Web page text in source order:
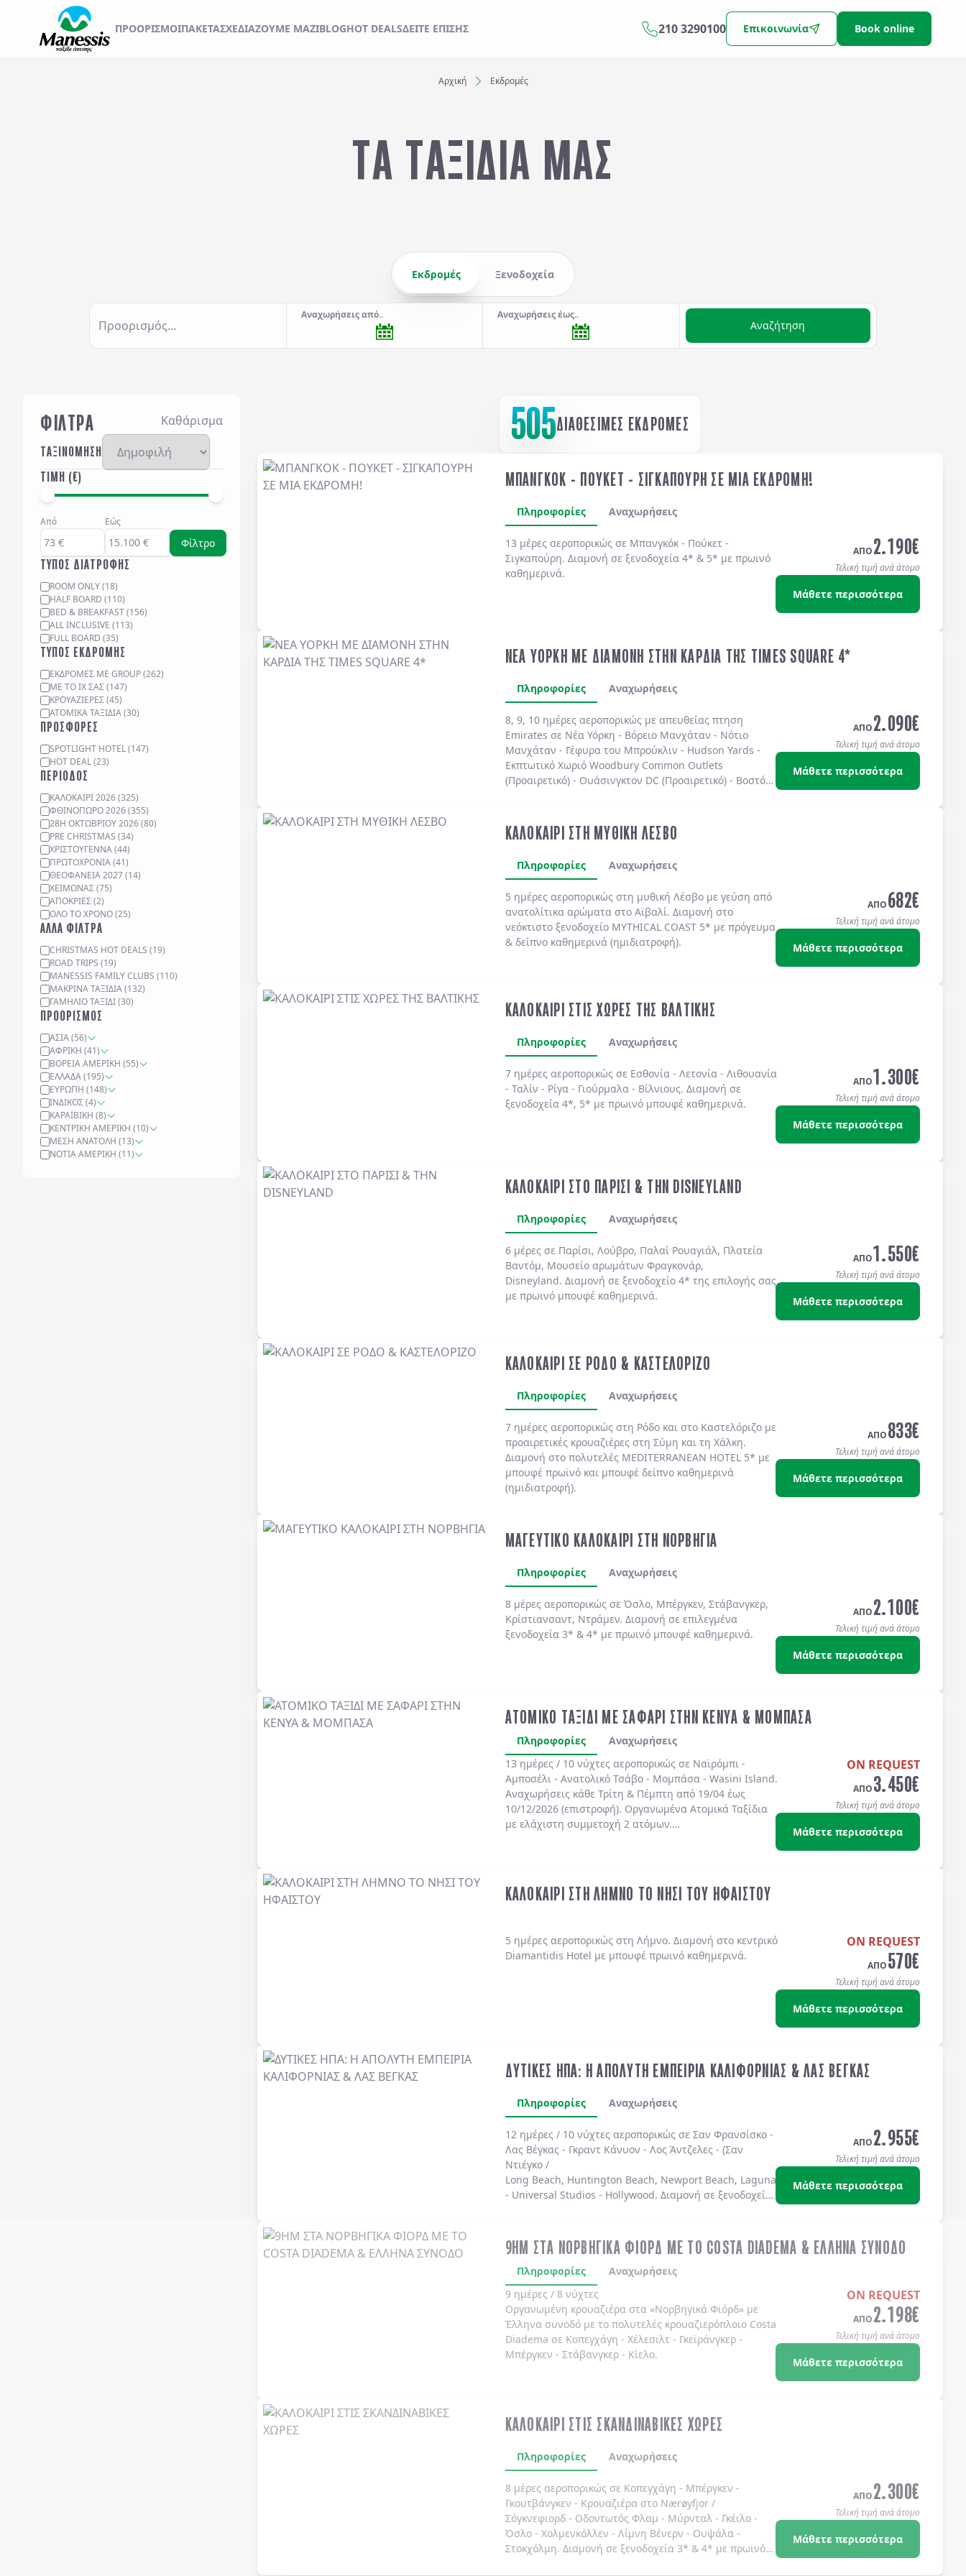
ΞΕΚΙΝΗΣΤΕ ΤΟ ΤΑΞΙΔΙ ΣΑΣ ΑΠΟ ΕΔΩ
Αναζήτηση
ΠΡΟΟΡΙΣΜΟΊΠΑΚΕΤΑΣΧΕΔΙΆΖΟΥΜΕ ΜΑΖΊBLOGHOT DEALSΔΕΊΤΕ ΕΠΊΣΗΣ 210 3290100 Επικοινωνία Book online
Αρχική Εκδρομές
ΤΑ ΤΑΞΙΔΙΑ ΜΑΣ
Εκδρομές Ξενοδοχεία
Προορισμός...
Αναχωρήσεις από.. Αναχωρήσεις έως..
Αναζήτηση
ΦΙΛΤΡΑ Καθάρισμα
ΤΑΞΙΝΟΜΗΣΗ
ΤΙΜΗ (€)
Από Εώς
Φίλτρο
ΤΥΠΟΣ ΔΙΑΤΡΟΦΗΣ
FULL BOARD (35)
ALL INCLUSIVE (113)
BED & BREAKFAST(156)
HALF BOARD (110)
ROOM ONLY(18)
ΤΥΠΟΣ ΕΚΔΡΟΜΗΣ
ΑΤΟΜΙΚΆ ΤΑΞΊΔΙΑ(30)
ΚΡΟΥΑΖΙΈΡΕΣ(45)
ΜΕ ΤΟ ΙΧ ΣΑΣ(147)
ΕΚΔΡΟΜΈΣ ΜΕ GROUP(262)
ΠΡΟΣΦΟΡΕΣ
HOT DEAL(23)
SPOTLIGHT HOTEL(147)
ΠΕΡΙΟΔΟΣ
ΟΛΟ ΤΟ ΧΡΟΝΟ(25)
ΑΠΟΚΡΙΕΣ(2)
ΧΕΙΜΩΝΑΣ(75)
ΘΕΟΦΑΝΕΙΑ 2027(14)
ΠΡΩΤΟΧΡΟΝΙΑ(41)
ΧΡΙΣΤΟΥΓΕΝΝΑ(44)
PRE CHRISTMAS (34)
28Η ΟΚΤΩΒΡΙΟΥ 2026(80)
ΦΘΙΝΟΠΩΡΟ 2026(355)
ΚΑΛΟΚΑΙΡΙ 2026(325)
ΑΛΛΑ ΦΙΛΤΡΑ
ΓΑΜΉΛΙΟ ΤΑΞΊΔΙ(30)
ΜΑΚΡΙΝΆ ΤΑΞΊΔΙΑ(132)
MANESSIS FAMILY CLUBS (110)
ROAD TRIPS (19)
CHRISTMAS HOT DEALS (19)
ΠΡΟΟΡΙΣΜΟΣ
ΑΣΊΑ(56)
ΑΦΡΙΚΉ (41)
ΒΌΡΕΙΑ ΑΜΕΡΙΚΉ (55)
ΕΛΛΆΔΑ(195)
ΕΥΡΏΠΗ (148)
ΙΝΔΙΚΌΣ(4)
ΚΑΡΑΪΒΙΚΉ (8)
ΚΕΝΤΡΙΚΉ ΑΜΕΡΙΚΉ (10)
ΜΈΣΗ ΑΝΑΤΟΛΉ (13)
ΝΌΤΙΑ ΑΜΕΡΙΚΉ (11)
505ΔΙΑΘΕΣΙΜΕΣ ΕΚΔΡΟΜΕΣ
ΜΠΑΝΓΚΟΚ - ΠΟΥΚΕΤ - ΣΙΓΚΑΠΟΥΡΗ ΣΕ ΜΙΑ ΕΚΔΡΟΜΗ!
Πληροφορίες Αναχωρήσεις
13 μέρες αεροπορικώς σε Μπανγκόκ - Πούκετ -
Σιγκαπούρη. Διαμονή σε ξενοδοχεία 4* & 5* με πρωινό
καθημερινά.
ΑΠΟ2.190€
Τελική τιμή ανά άτομο
Μάθετε περισσότερα
ΝΕΑ ΥΟΡΚΗ ΜΕ ΔΙΑΜΟΝΗ ΣΤΗΝ ΚΑΡΔΙΑ ΤΗΣ TIMES SQUARE 4*
Πληροφορίες Αναχωρήσεις
8, 9, 10 ημέρες αεροπορικώς με απευθείας πτηση
Emirates σε Νέα Υόρκη - Βόρειο Μανχάταν - Νότιο
Μανχάταν - Γέφυρα του Μπρούκλιν - Hudson Yards -
Εκπτωτικό Χωριό Woodbury Common Outlets
(Προαιρετικό)- Ουάσινγκτον DC (Προαιρετικό)- Βοστόνη
BY HILTON NEW YORK TIMES SQUARE 4*
SHELBURNE SONESTA 4*χωρίς πρωινό.
ΑΠΟ2.090€
Τελική τιμή ανά άτομο
Μάθετε περισσότερα
ΚΑΛΟΚΑΙΡΙ ΣΤΗ ΜΥΘΙΚΗ ΛΕΣΒΟ
Πληροφορίες Αναχωρήσεις
5 ημέρες αεροπορικώς στη μυθική Λέσβο με γεύση από
ανατολίτικα αρώματα στο Αϊβαλί. Διαμονή στο
νεόκτιστο ξενοδοχείο MYTHICAL COAST 5* με πρόγευμα
& δείπνοκαθημερινά (ημιδιατροφή).
ΑΠΟ682€
Τελική τιμή ανά άτομο
Μάθετε περισσότερα
ΚΑΛΟΚΑΙΡΙ ΣΤΙΣ ΧΩΡΕΣ ΤΗΣ ΒΑΛΤΙΚΗΣ
Πληροφορίες Αναχωρήσεις
7 ημέρες αεροπορικώς σε Εσθονία - Λετονία - Λιθουανία
- Ταλίν - Ρίγα - Γιούρμαλα - Βίλνιους. Διαμονή σε
ξενοδοχεία 4*, 5* με πρωινό μπουφέ καθημερινά.
ΑΠΟ1.300€
Τελική τιμή ανά άτομο
Μάθετε περισσότερα
ΚΑΛΟΚΑΙΡΙ ΣΤΟ ΠΑΡΙΣΙ & ΤΗΝ DISNEYLAND
Πληροφορίες Αναχωρήσεις
6 μέρες σε Παρίσι, Λούβρο, Παλαί Ρουαγιάλ, Πλατεία
Βαντόμ, Μουσείο αρωμάτων Φραγκονάρ,
Disneyland. Διαμονή σε ξενοδοχείo 4* της επιλογής σας
με πρωινό μπουφέ καθημερινά.
ΑΠΟ1.550€
Τελική τιμή ανά άτομο
Μάθετε περισσότερα
ΚΑΛΟΚΑΙΡΙ ΣΕ ΡΟΔΟ & ΚΑΣΤΕΛΟΡΙΖΟ
Πληροφορίες Αναχωρήσεις
7 ημέρες αεροπορικώς στη Ρόδο και στο Καστελόριζο με
προαιρετικές κρουαζιέρες στη Σύμη και τη Χάλκη.
Διαμονή στο πολυτελές MEDITERRANEAN HOTEL 5* με
μπουφέ πρωϊνό και μπουφέ δείπνο καθημερινά
(ημιδιατροφή).
ΑΠΟ833€
Τελική τιμή ανά άτομο
Μάθετε περισσότερα
ΜΑΓΕΥΤΙΚΟ ΚΑΛΟΚΑΙΡΙ ΣΤΗ ΝΟΡΒΗΓΙΑ
Πληροφορίες Αναχωρήσεις
8 μέρες αεροπορικώς σε Όσλο, Μπέργκεν, Στάβανγκερ,
Κρίστιανσαντ, Ντράμεν. Διαμονή σε επιλεγμένα
ξενοδοχεία 3* & 4* με πρωινό μπουφέ καθημερινά.
ΑΠΟ2.100€
Τελική τιμή ανά άτομο
Μάθετε περισσότερα
ΑΤΟΜΙΚΟ ΤΑΞΙΔΙ ΜΕ ΣΑΦΑΡΙ ΣΤΗΝ ΚΕΝΥΑ & ΜΟΜΠΑΣΑ
Πληροφορίες
Αναχωρήσεις
13 ημέρες / 10 νύχτες αεροπορικώς σε Ναϊρόμπι -
Αμποσέλι - Ανατολικό Τσάβο - Μομπάσα - Wasini Island.
Αναχωρήσεις κάθε Τρίτη & Πέμπτη από 19/04 έως
10/12/2026 (επιστροφή). Οργανωμένα Ατομικά Ταξίδια
με ελάχιστη συμμετοχή 2 ατόμων.
ON REQUEST
ΑΠΟ3.450€
Τελική τιμή ανά άτομο
Μάθετε περισσότερα
ΚΑΛΟΚΑΙΡΙ ΣΤΗ ΛΗΜΝΟ ΤΟ ΝΗΣΙ ΤΟΥ ΗΦΑΙΣΤΟΥ
5 ημέρες αεροπορικώς στη Λήμνο. Διαμονή στο κεντρικό
Diamantidis Hotel με μπουφέ πρωινό καθημερινά.
ON REQUEST
ΑΠΟ570€
Τελική τιμή ανά άτομο
Μάθετε περισσότερα
ΔΥΤΙΚΕΣ ΗΠΑ: Η ΑΠΟΛΥΤΗ ΕΜΠΕΙΡΙΑ ΚΑΛΙΦΟΡΝΙΑΣ & ΛΑΣ ΒΕΓΚΑΣ
Πληροφορίες Αναχωρήσεις
12 ημέρες / 10 νύχτες αεροπορικώς σε Σαν Φρανσίσκο-
Λας Βέγκας- Γκραντ Κάνυον - Λος Άντζελες- (Σαν
Ντιέγκο /
Long Beach, Huntington Beach, Newport Beach, Laguna Beach Dana Point, Coronado Island)
- Universal Studios - Hollywood. Διαμονή σε ξενοδοχεία
ΑΠΟ2.955€
Τελική τιμή ανά άτομο
Μάθετε περισσότερα
9ΗΜ ΣΤΑ ΝΟΡΒΗΓΙΚΑ ΦΙΟΡΔ ΜΕ ΤΟ COSTA DIADEMA & ΕΛΛΗΝΑ ΣΥΝΟΔΟ
Πληροφορίες
Αναχωρήσεις
9 ημέρες / 8 νύχτες
Οργανωμένη κρουαζιέρα στα «Νορβηγικά Φιόρδ»με
Έλληνα συνοδόμε το πολυτελές κρουαζιερόπλοιο Costa
Diadema σε Κοπεγχάγη - Χέλεσιλτ - Γκεϊράνγκερ -
Μπέργκεν - Στάβανγκερ - Κίελο.
ON REQUEST
ΑΠΟ2.198€
Τελική τιμή ανά άτομο
Μάθετε περισσότερα
ΚΑΛΟΚΑΙΡΙ ΣΤΙΣ ΣΚΑΝΔΙΝΑΒΙΚΕΣ ΧΩΡΕΣ
Πληροφορίες Αναχωρήσεις
8 μέρες αεροπορικώς σε Κοπεγχάγη - Μπέργκεν -
Γκουτβάνγκεν - Κρουαζιέρα στο Nærøyfjor /
Σόγκνεφιορδ - Οδοντωτός Φλαμ - Μύρνταλ - Γκέιλο -
Όσλο - Χολμενκόλλεν - Λίμνη Βένερν - Ουψάλα -
Στοκχόλμη. Διαμονή σε ξενοδοχεία 3* & 4* με πρωινό
ΑΠΟ2.300€
Τελική τιμή ανά άτομο
Μάθετε περισσότερα